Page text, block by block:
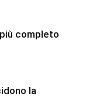
completo
la